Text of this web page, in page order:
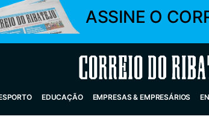
ASSINE O
Correio do Ribatejo
EDUCAÇÃO EMPRESAS & EMPRESÁRIOS